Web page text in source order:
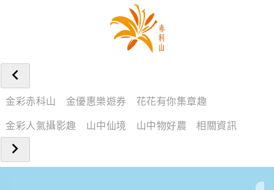
金彩赤科山 金優惠樂遊券 花花有你集章趣
金彩人氣攝影趣 山中仙境 山中物好農 相關資訊